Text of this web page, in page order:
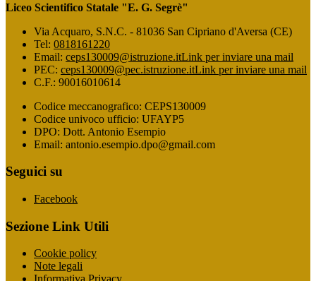
Liceo Scientifico Statale "E. G. Segrè"
Via Acquaro, S.N.C. - 81036 San Cipriano d'Aversa (CE)
Tel: 0818161220
Email: ceps130009@istruzione.itLink per inviare una mail
PEC: ceps130009@pec.istruzione.itLink per inviare una mail
C.F.: 90016010614
Codice meccanografico: CEPS130009
Codice univoco ufficio: UFAYP5
DPO: Dott. Antonio Esempio
Email: antonio.esempio.dpo@gmail.com
Seguici su
Facebook
Sezione Link Utili
Cookie policy
Note legali